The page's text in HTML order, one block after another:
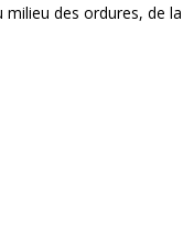
milieu des ordures, de